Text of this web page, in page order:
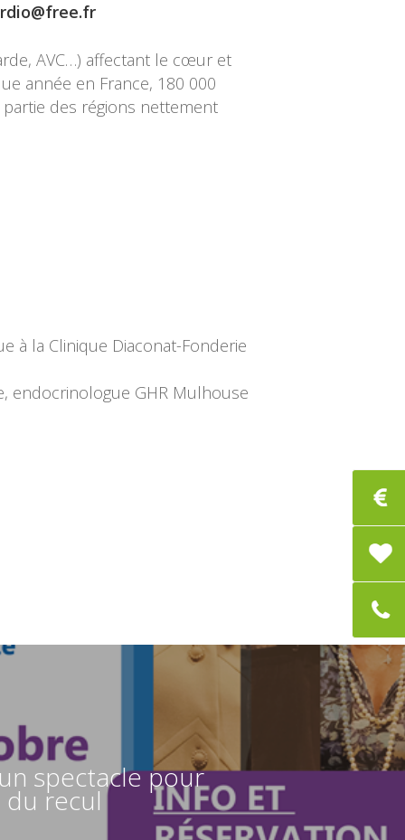
AVC…) affectant le cœur et
année en France, 180 000
des régions nettement
à la Clinique Diaconat-Fonderie
endocrinologue GHR Mulhouse
spectacle pour
recul